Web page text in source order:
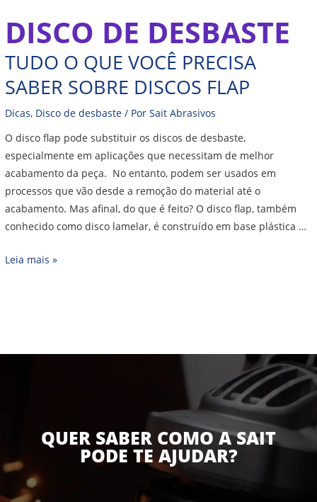
para
conteúdo
DISCO DE DESBASTE
TUDO O QUE VOCÊ PRECISA
SABER SOBRE DISCOS FLAP
Dicas, Disco de desbaste / PorSait Abrasivos
O disco flap pode substituir os discos de desbaste,
especialmente em aplicações que necessitam de melhor
acabamento da peça. No entanto, podem ser usados em
processos que vão desde a remoção do material até o
acabamento. Mas afinal, do que é feito? O disco flap, também
conhecido como disco lamelar, é construído em base plástica …
Tudo
o
que
precisa
saber
Flap
Leia mais »
QUER SABER COMO A SAIT
PODE TE AJUDAR?